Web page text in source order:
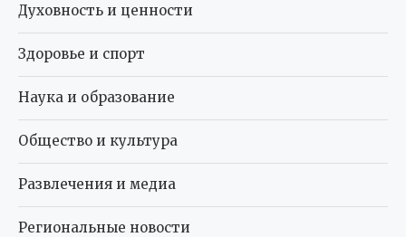
Духовность и ценности
Здоровье и спорт
Наука и образование
Общество и культура
Развлечения и медиа
Региональные новости